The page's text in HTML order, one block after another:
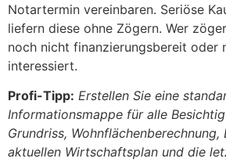
Notartermin vereinbaren. Seriöse
liefern diese ohne Zögern. Wer
noch nicht finanzierungsbereit oder
interessiert.
Profi-Tipp: Erstellen Sie eine
Informationsmappe für alle
Grundriss, Wohnflächenberechnung,
aktuellen Wirtschaftsplan und die